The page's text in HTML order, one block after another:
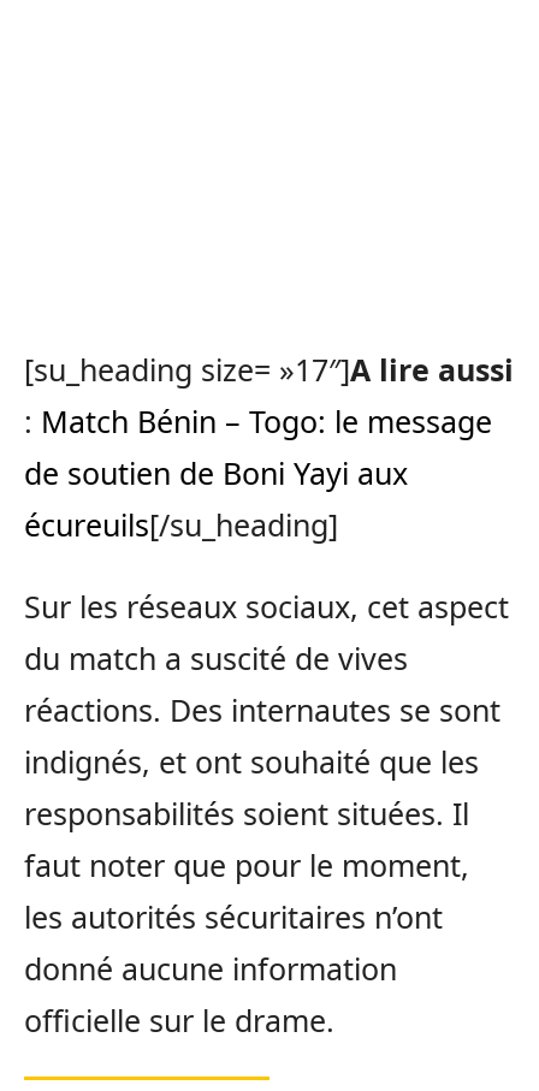
[su_heading size= »17″]A lire aussi
: Match Bénin – Togo: le message
de soutien de Boni Yayi aux
écureuils[/su_heading]
Sur les réseaux sociaux, cet aspect
du match a suscité de vives
réactions. Des internautes se sont
indignés, et ont souhaité que les
responsabilités soient situées. Il
faut noter que pour le moment,
les autorités sécuritaires n’ont
donné aucune information
officielle sur le drame.